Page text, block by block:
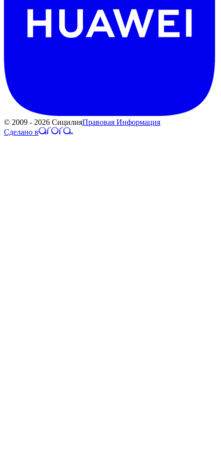
© 2009 - 2026 СицилияПравовая Информация
Сделано в